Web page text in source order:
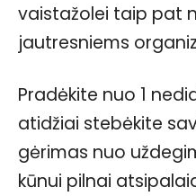
vaistažolei taip pat
jautresniems
Pradėkite nuo 1
atidžiai stebėkite
gėrimas nuo
kūnui pilnai